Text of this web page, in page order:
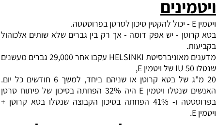
המושלם.
ויטמינים
ויטמין E - יכול להקטין סיכון לסרטן בפרוסטטה.
בטא קרוטן - יש אפק דומה - אך רק בין גברים שלא שותים אלכוהול
בקביעות.
מדענים מאוניברסיטת HELSINKI עקבו אחר 29,000 גברים מעשנים
שנטלו 50 IU של ויטמין E,
20 מ"ג של בטא קרוטן או שניהם ביחד, למשך 6 חודשים כל יום.
האנשים שנטלו ויטמין E היה 32% הפחתה בסיכון של פיתוח סרטן
בפרוסטטה ו- 41% הפחתה בסיכון הקבוצה שנטלו בטא קרוטן +
ויטמין E.